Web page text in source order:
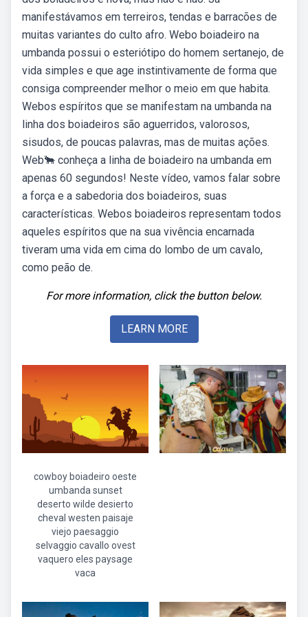
manifestávamos em terreiros, tendas e barracões de
muitas variantes do culto afro. Webo boiadeiro na
umbanda possui o esteriótipo do homem sertanejo, de
vida simples e que age instintivamente de forma que
consiga compreender melhor o meio em que habita.
Webos espíritos que se manifestam na umbanda na
linha dos boiadeiros são aguerridos, valorosos,
sisudos, de poucas palavras, mas de muitas ações.
Web🐂 conheça a linha de boiadeiro na umbanda em
apenas 60 segundos! Neste vídeo, vamos falar sobre
a força e a sabedoria dos boiadeiros, suas
características. Webos boiadeiros representam todos
aqueles espíritos que na sua vivência encarnada
tiveram uma vida em cima do lombo de um cavalo,
como peão de.
For more information, click the button below.
LEARN MORE
cowboy boiadeiro oeste
umbanda sunset
deserto wilde desierto
cheval westen paisaje
viejo paesaggio
selvaggio cavallo ovest
vaquero eles paysage
vaca